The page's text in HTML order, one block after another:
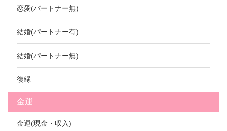
恋愛(パートナー無)
結婚(パートナー有)
結婚(パートナー無)
復縁
金運
金運(現金・収入)